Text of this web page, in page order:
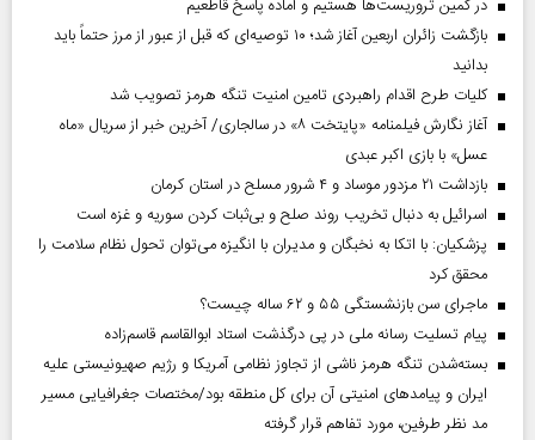
در کمین تروریست‌ها هستیم و آماده پاسخ قاطعیم
بازگشت زائران اربعین آغاز شد؛ ۱۰ توصیه‌ای که قبل از عبور از مرز حتماً باید
بدانید
کلیات طرح اقدام راهبردی تامین امنیت تنگه هرمز تصویب شد
آغاز نگارش فیلمنامه «پایتخت ۸» در سالجاری/ آخرین خبر از سریال «ماه
عسل» با بازی اکبر عبدی
بازداشت ۲۱ مزدور موساد و ۴ شرور مسلح در استان کرمان
اسرائیل به دنبال تخریب روند صلح و بی‌ثبات کردن سوریه و غزه است
پزشکیان: با اتکا به نخبگان و مدیران با انگیزه می‌توان تحول نظام سلامت را
محقق کرد
ماجرای سن بازنشستگی ۵۵ و ۶۲ ساله چیست؟
پیام تسلیت رسانه ملی در پی درگذشت استاد ابوالقاسم قاسم‌زاده
بسته‌شدن تنگه هرمز ناشی از تجاوز نظامی آمریکا و رژیم صهیونیستی علیه
ایران و پیامد‌های امنیتی آن برای کل منطقه بود/مختصات جغرافیایی مسیر
مد نظر طرفین، مورد تفاهم قرار گرفته